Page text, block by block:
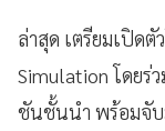
ล่าสุด เตรียมเปิดตั
Simulation โดย
ชันชั้นนำ พร้อมจับ